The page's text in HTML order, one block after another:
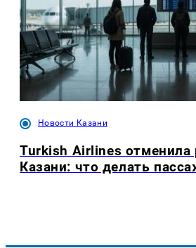
Новости Казани
Turkish Airlines отменила
Казани: что делать